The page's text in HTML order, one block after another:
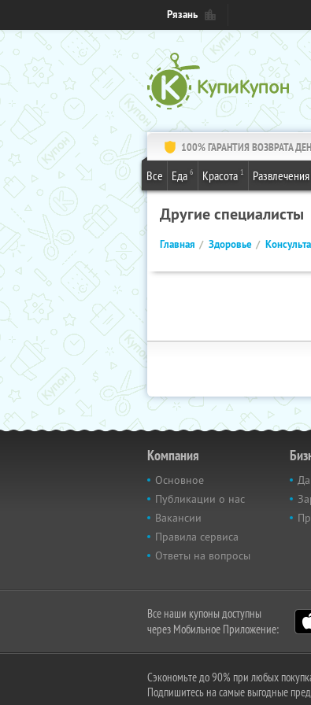
Рязань
100% ГАРАНТИЯ ВОЗВРАТА
Все Еда 6 Красота 1 Развлечения
Другие специалисты
Главная Здоровье
Компания
Основное
Публикации о нас
Вакансии
Правила сервиса
Ответы на вопросы
Все наши купоны доступны
через Мобильное Приложение:
Сэкономьте до 90% при любых
Подпишитесь на самые выгодные